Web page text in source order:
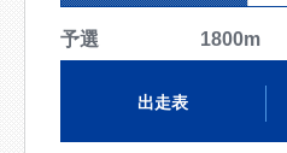
予選 1800m
出走表